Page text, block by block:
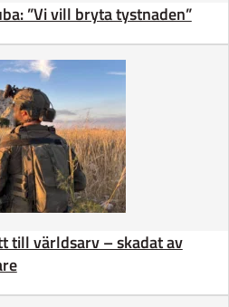
”Vi vill bryta tystnaden”
till världsarv – skadat av